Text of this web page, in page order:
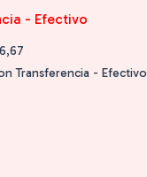
- Efectivo
Transferencia - Efectivo